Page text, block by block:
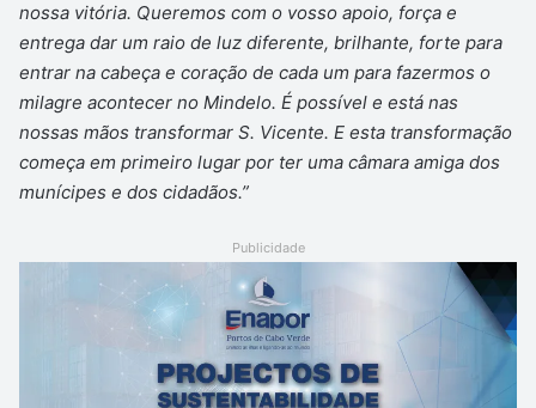
nossa vitória. Queremos com o vosso apoio, força e
entrega dar um raio de luz diferente, brilhante, forte para
entrar na cabeça e coração de cada um para fazermos o
milagre acontecer no Mindelo. É possível e está nas
nossas mãos transformar S. Vicente. E esta transformação
começa em primeiro lugar por ter uma câmara amiga dos
munícipes e dos cidadãos.”
Publicidade